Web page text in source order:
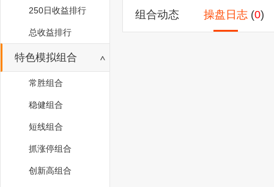
250日收益排行
总收益排行
特色模拟组合
常胜组合
稳健组合
短线组合
抓涨停组合
创新高组合
组合动态 操盘日志 (0)